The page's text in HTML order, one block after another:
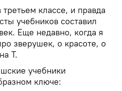
классе, и правда
учебников составил
Еще недавно, когда я
зверушек, о красоте, о
Т.
учебники
ключе: